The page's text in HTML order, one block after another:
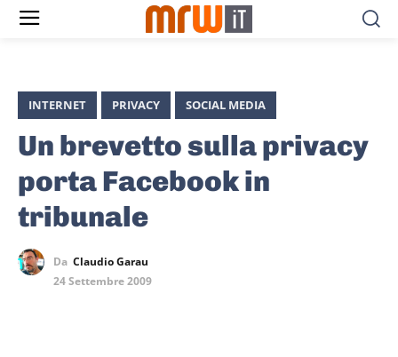
INTERNET PRIVACY SOCIAL MEDIA
Un brevetto sulla privacy
porta Facebook in
tribunale
Da Claudio Garau
24 Settembre 2009